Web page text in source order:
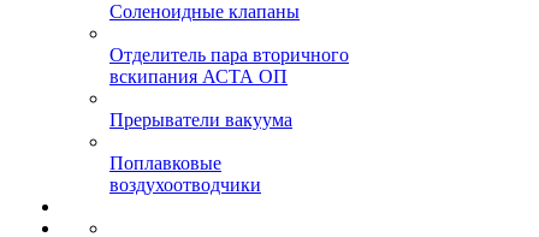
Соленоидные клапаны
Отделитель пара вторичного
вскипания АСТА ОП
Прерыватели вакуума
Поплавковые
воздухоотводчики